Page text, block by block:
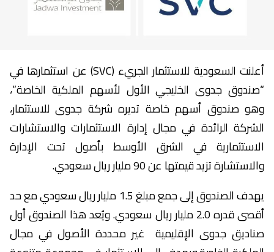
أعلنت السعودية للاستثمار الجريء (SVC) عن استثمارها في
“صندوق جدوى الخليجي الأول لأسهم الملكية الخاصة”،
وهو صندوق أسهم خاصة تديره شركة جدوى للاستثمار،
الشركة الرائدة في مجال إدارة الاستثمارات والاستشارات
الاستثمارية في الشرق الأوسط بأصول تحت الإدارة
والاستشارة تزيد قيمتها عن 90 مليار ريال سعودي.
يهدف الصندوق إلى جمع مبلغ 1.5 مليار ريال سعودي مع حد
أقصى قدره 2.0 مليار ريال سعودي. ويُعد هذا الصندوق أول
صناديق جدوى الإقليمية غير محددة الأصول في مجال